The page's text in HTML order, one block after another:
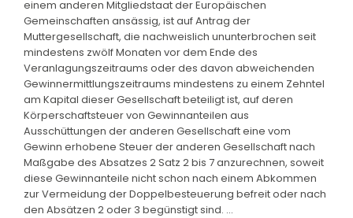
einem anderen Mitgliedstaat der Europäischen
Gemeinschaften ansässig, ist auf Antrag der
Muttergesellschaft, die nachweislich ununterbrochen seit
mindestens zwölf Monaten vor dem Ende des
Veranlagungszeitraums oder des davon abweichenden
Gewinnermittlungszeitraums mindestens zu einem Zehntel
am Kapital dieser Gesellschaft beteiligt ist, auf deren
Körperschaftsteuer von Gewinnanteilen aus
Ausschüttungen der anderen Gesellschaft eine vom
Gewinn erhobene Steuer der anderen Gesellschaft nach
Maßgabe des Absatzes 2 Satz 2 bis 7 anzurechnen, soweit
diese Gewinnanteile nicht schon nach einem Abkommen
zur Vermeidung der Doppelbesteuerung befreit oder nach
den Absätzen 2 oder 3 begünstigt sind. ...